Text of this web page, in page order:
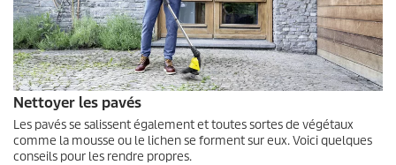
Nettoyer les pavés
Les pavés se salissent également et toutes sortes de végétaux
comme la mousse ou le lichen se forment sur eux. Voici quelques
conseils pour les rendre propres.